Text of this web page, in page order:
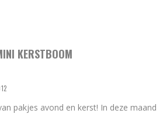
KERSTBOOM
pakjes avond en kerst! In deze maand